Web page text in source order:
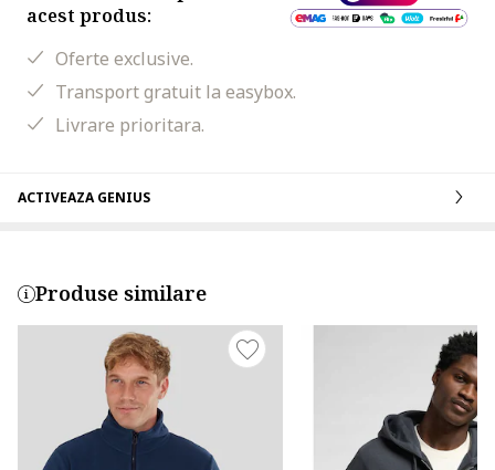
acest produs:
Oferte exclusive.
Transport gratuit la easybox.
Livrare prioritara.
ACTIVEAZA GENIUS
Produse similare